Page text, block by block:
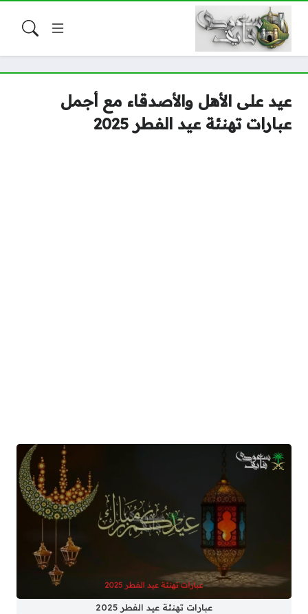
عيد على الأهل والأصدقاء مع أجمل
عبارات تهنئة عيد الفطر 2025
عبارات تهنئة عيد الفطر 2025